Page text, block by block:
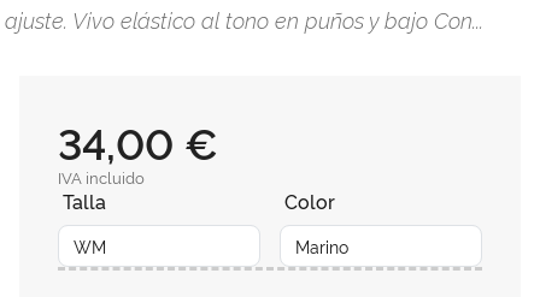
ajuste. Vivo elástico al tono en puños y bajo Con...
34,00 €
IVA incluido
Talla Color